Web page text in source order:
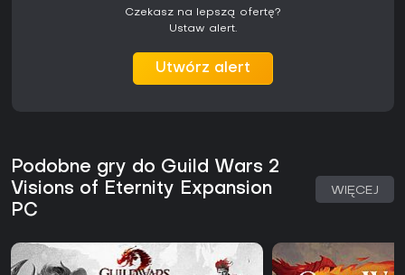
Czekasz na lepszą ofertę?
Ustaw alert.
Utwórz alert
Podobne gry do Guild Wars 2
Visions of Eternity Expansion
PC
WIĘCEJ